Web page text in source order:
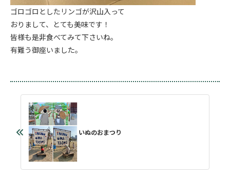
ゴロゴロとしたリンゴが沢山入って
おりまして、とても美味です！
皆様も是非食べてみて下さいね。
有難う御座いました。
いぬのおまつり